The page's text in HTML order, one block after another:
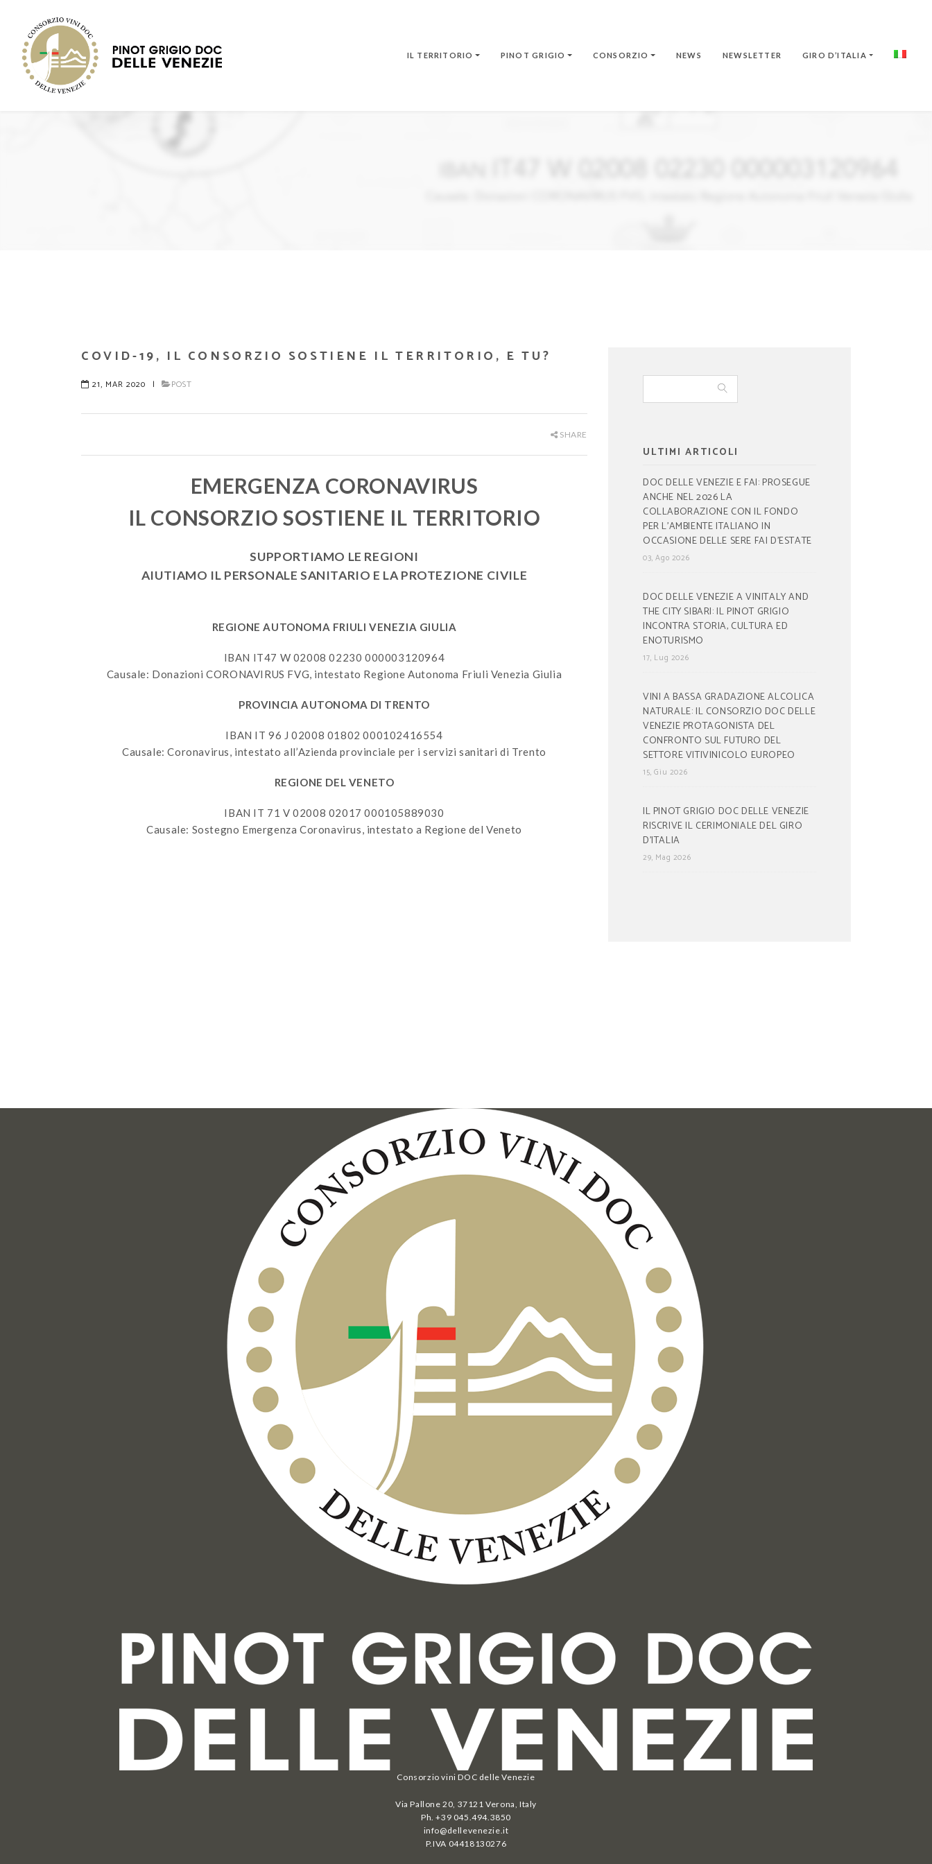
IL TERRITORIO PINOT GRIGIO CONSORZIO NEWS NEWSLETTER GIRO D’ITALIA
COVID-19, IL CONSORZIO SOSTIENE IL TERRITORIO, E TU?
21, MAR 2020 | POST
SHARE
EMERGENZA CORONAVIRUS
IL CONSORZIO SOSTIENE IL TERRITORIO
SUPPORTIAMO LE REGIONI
AIUTIAMO IL PERSONALE SANITARIO E LA PROTEZIONE CIVILE
REGIONE AUTONOMA FRIULI VENEZIA GIULIA
IBAN IT47 W 02008 02230 000003120964
Causale: Donazioni CORONAVIRUS FVG, intestato Regione Autonoma Friuli Venezia Giulia
PROVINCIA AUTONOMA DI TRENTO
IBAN IT 96 J 02008 01802 000102416554
Causale: Coronavirus, intestato all’Azienda provinciale per i servizi sanitari di Trento
REGIONE DEL VENETO
IBAN IT 71 V 02008 02017 000105889030
Causale: Sostegno Emergenza Coronavirus, intestato a Regione del Veneto
ULTIMI ARTICOLI
DOC DELLE VENEZIE E FAI: PROSEGUE
ANCHE NEL 2026 LA
COLLABORAZIONE CON IL FONDO
PER L’AMBIENTE ITALIANO IN
OCCASIONE DELLE SERE FAI D’ESTATE
03, Ago 2026
DOC DELLE VENEZIE A VINITALY AND
THE CITY SIBARI: IL PINOT GRIGIO
INCONTRA STORIA, CULTURA ED
ENOTURISMO
17, Lug 2026
VINI A BASSA GRADAZIONE ALCOLICA
NATURALE: IL CONSORZIO DOC DELLE
VENEZIE PROTAGONISTA DEL
CONFRONTO SUL FUTURO DEL
SETTORE VITIVINICOLO EUROPEO
15, Giu 2026
IL PINOT GRIGIO DOC DELLE VENEZIE
RISCRIVE IL CERIMONIALE DEL GIRO
D’ITALIA
29, Mag 2026
Consorzio vini DOC delle Venezie
Via Pallone 20, 37121 Verona, Italy
Ph. +39 045.494.3850
info@dellevenezie.it
P.IVA 04418130276